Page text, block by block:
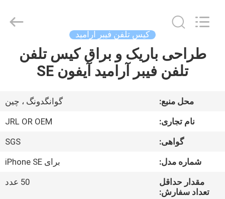
صفحه
محصولات
نمایش
Technology
کیس تلفن فیبر آرامید
طراحی باریک و براق کیس تلفن
تلفن فیبر آرامید آیفون SE
محل منبع:
گوانگدونگ ، چین
نام تجاری:
JRL OR OEM
گواهی:
SGS
شماره مدل:
برای iPhone SE
مقدار حداقل
تعداد سفارش:
50 عدد